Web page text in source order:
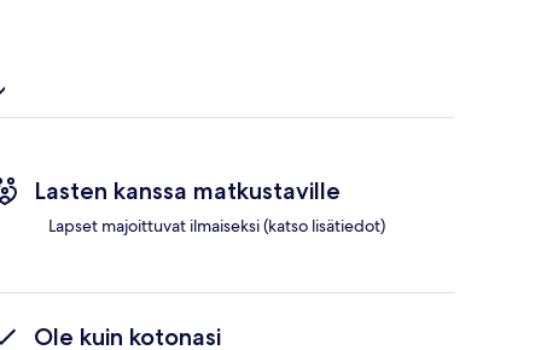
Lasten kanssa matkustaville
Lapset majoittuvat ilmaiseksi (katso lisätiedot)
Ole kuin kotonasi